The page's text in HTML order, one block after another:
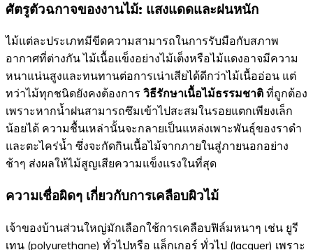
ศัตรูตัวฉกาจของงานไม้: แสงแดดและฝนหนัก
ไม้แต่ละประเภทมีขีดความสามารถในการรับมือกับสภาพ
อากาศที่ต่างกัน ไม้เนื้อแข็งอย่างไม้เต็งหรือไม้แดงอาจมีความ
หนาแน่นสูงและทนทานต่อการเน่าเสียได้ดีกว่าไม้เนื้ออ่อน แต่
ทว่าไม้ทุกชนิดยังคงต้องการ วิธีรักษาเนื้อไม้ธรรมชาติ ที่ถูกต้อง
เพราะหากน้ำฝนสามารถซึมเข้าไปสะสมในรอยแตกเพียงเล็ก
น้อยได้ ความชื้นเหล่านั้นจะกลายเป็นแหล่งเพาะพันธุ์ของราดำ
และตะไคร่น้ำ ซึ่งจะกัดกินเนื้อไม้จากภายในสู่ภายนอกอย่าง
ช้าๆ ส่งผลให้ไม้สูญเสียความแข็งแรงในที่สุด
ความเชื่อผิดๆ เกี่ยวกับการเคลือบผิวไม้
เจ้าของบ้านส่วนใหญ่มักเลือกใช้การเคลือบฟิล์มหนาๆ เช่น ยูรี
เทน (polyurethane) ทั่วไปหรือ แล็กเกอร์ ทั่วไป (lacquer) เพราะ